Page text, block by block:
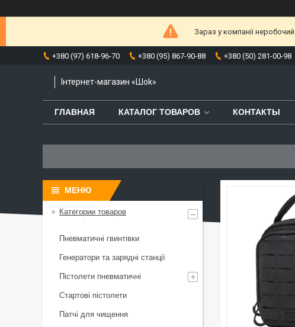
Зараз у компанії
+380 (97) 618-96-70 +380 (95) 867-90-88 +380 (50) 281-00-98
Інтернет-магазин «Шоk»
ГЛАВНАЯ КАТАЛОГ ТОВАРОВ КОНТАКТЫ
Категории товаров
Пневматичні гвинтівки
Генератори та зарядні станції
Пістолети пневматичні
Стартові пістолети
Патчі для чищення